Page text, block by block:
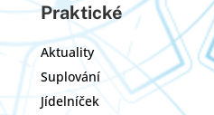
Praktické
Aktuality
Suplování
Jídelníček